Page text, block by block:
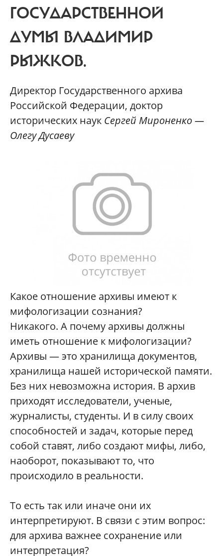
ГОСУДАРСТВЕННОЙ
ДУМЫ ВЛАДИМИР
РЫЖКОВ.
Директор Государственного архива
Российской Федерации, доктор
исторических наук Сергей Мироненко —
Олегу Дусаеву
Какое отношение архивы имеют к
мифологизации сознания?
Никакого. А почему архивы должны
иметь отношение к мифологизации?
Архивы — это хранилища документов,
хранилища нашей исторической памяти.
Без них невозможна история. В архив
приходят исследователи, ученые,
журналисты, студенты. И в силу своих
способностей и задач, которые перед
собой ставят, либо создают мифы, либо,
наоборот, показывают то, что
происходило в реальности.
То есть так или иначе они их
интерпретируют. В связи с этим вопрос:
для архива важнее сохранение или
интерпретация?